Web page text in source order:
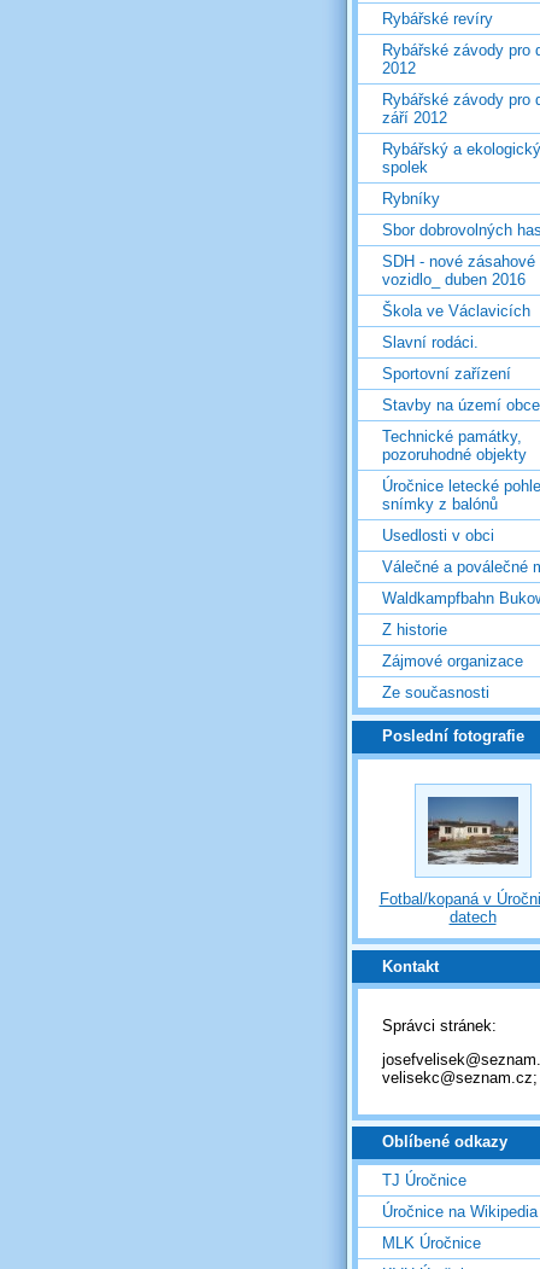
Rybářské revíry
Rybářské závody pro
2012
Rybářské závody pro
září 2012
Rybářský a ekologický
spolek
Rybníky
Sbor dobrovolných
SDH - nové zásahové
vozidlo_ duben 2016
Škola ve Václavicích
Slavní rodáci.
Sportovní zařízení
Stavby na území obce
Technické památky,
pozoruhodné objekty
Úročnice letecké
snímky z balónů
Usedlosti v obci
Válečné a poválečné
Waldkampfbahn
Z historie
Zájmové organizace
Ze současnosti
Poslední fotografie
Fotbal/kopaná v
datech
Kontakt
Správci stránek:
velisekc@seznam.cz;
Oblíbené odkazy
TJ Úročnice
Úročnice na Wikipedia
MLK Úročnice